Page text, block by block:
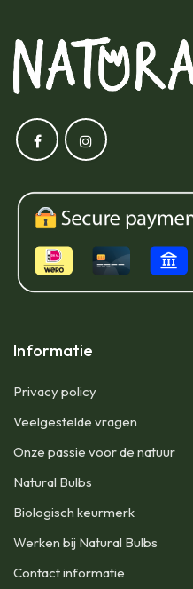
Informatie
Privacy policy
Veelgestelde vragen
Onze passie voor de natuur
Natural Bulbs
Biologisch keurmerk
Werken bij Natural Bulbs
Contact informatie